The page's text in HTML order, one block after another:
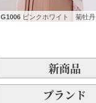
G1006 ピンクホワイト 菊牡丹
新商品
ブランド